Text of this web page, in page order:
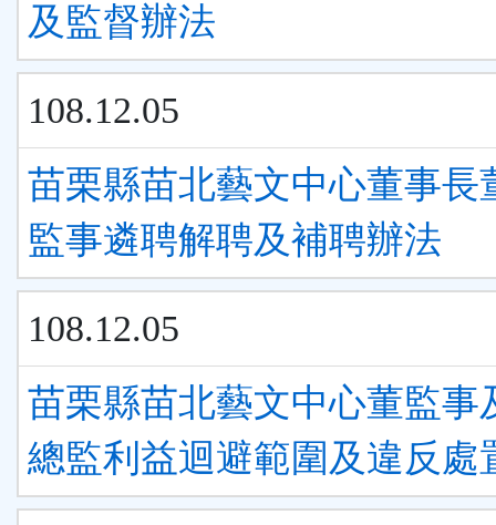
及監督辦法
108.12.05
苗栗縣苗北藝文中心董事長
監事遴聘解聘及補聘辦法
108.12.05
苗栗縣苗北藝文中心董監事
總監利益迴避範圍及違反處